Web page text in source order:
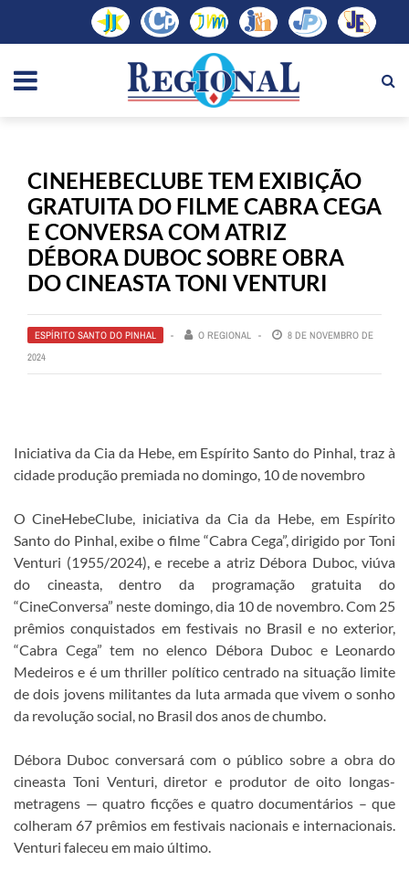
CINEHEBECLUBE TEM EXIBIÇÃO
GRATUITA DO FILME CABRA CEGA
E CONVERSA COM ATRIZ
DÉBORA DUBOC SOBRE OBRA
DO CINEASTA TONI VENTURI
ESPÍRITO SANTO DO PINHAL O REGIONAL
8 DE NOVEMBRO DE
2024
Iniciativa da Cia da Hebe, em Espírito Santo do Pinhal, traz à
cidade produção premiada no domingo, 10 de novembro
O CineHebeClube, iniciativa da Cia da Hebe, em Espírito
Santo do Pinhal, exibe o filme “Cabra Cega”, dirigido por Toni
Venturi (1955/2024), e recebe a atriz Débora Duboc, viúva
do cineasta, dentro da programação gratuita do
“CineConversa” neste domingo, dia 10 de novembro. Com 25
prêmios conquistados em festivais no Brasil e no exterior,
“Cabra Cega” tem no elenco Débora Duboc e Leonardo
Medeiros e é um thriller político centrado na situação limite
de dois jovens militantes da luta armada que vivem o sonho
da revolução social, no Brasil dos anos de chumbo.
Débora Duboc conversará com o público sobre a obra do
cineasta Toni Venturi, diretor e produtor de oito longas-
metragens — quatro ficções e quatro documentários – que
colheram 67 prêmios em festivais nacionais e internacionais.
Venturi faleceu em maio último.